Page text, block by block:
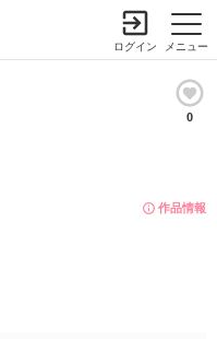
メニュー
ログイン
0
作品情報